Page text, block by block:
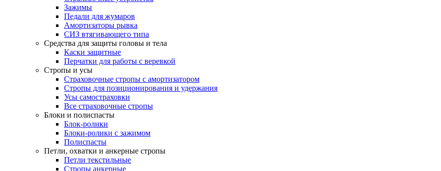
Зажимы
Педали для жумаров
Амортизаторы рывка
СИЗ втягивающего типа
Средства для защиты головы и тела
Каски защитные
Перчатки для работы с веревкой
Стропы и усы
Страховочные стропы с амортизатором
Стропы для позиционирования и удержания
Усы самостраховки
Все страховочные стропы
Блоки и полиспасты
Блок-ролики
Блоки-ролики с зажимом
Полиспасты
Петли, охватки и анкерные стропы
Петли текстильные
Стропы анкерные